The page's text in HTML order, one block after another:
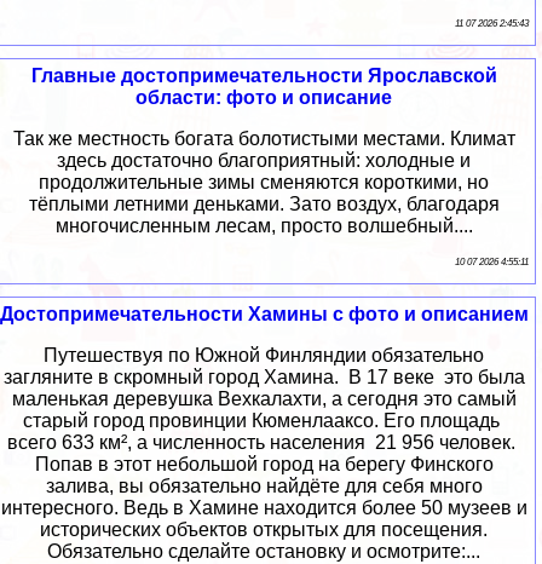
11 07 2026 2:45:43
Главные достопримечательности Ярославской
области: фото и описание
Так же местность богата болотистыми местами. Климат
здесь достаточно благоприятный: холодные и
продолжительные зимы сменяются короткими, но
тёплыми летними деньками. Зато воздух, благодаря
многочисленным лесам, просто волшебный....
10 07 2026 4:55:11
Достопримечательности Хамины с фото и описанием
Путешествуя по Южной Финляндии обязательно
загляните в скромный город Хамина. В 17 веке это была
маленькая деревушка Вехкалахти, а сегодня это самый
старый город провинции Кюменлааксо. Его площадь
всего 633 км², а численность населения 21 956 человек.
Попав в этот небольшой город на берегу Финского
залива, вы обязательно найдёте для себя много
интересного. Ведь в Хамине находится более 50 музеев и
исторических объектов открытых для посещения.
Обязательно сделайте остановку и осмотрите:...